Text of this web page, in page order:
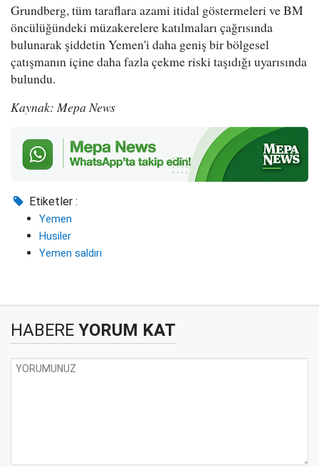
Grundberg, tüm taraflara azami itidal göstermeleri ve BM
öncülüğündeki müzakerelere katılmaları çağrısında
bulunarak şiddetin Yemen'i daha geniş bir bölgesel
çatışmanın içine daha fazla çekme riski taşıdığı uyarısında
bulundu.
Kaynak: Mepa News
Etiketler :
Yemen
Husiler
Yemen saldırı
HABERE YORUM KAT